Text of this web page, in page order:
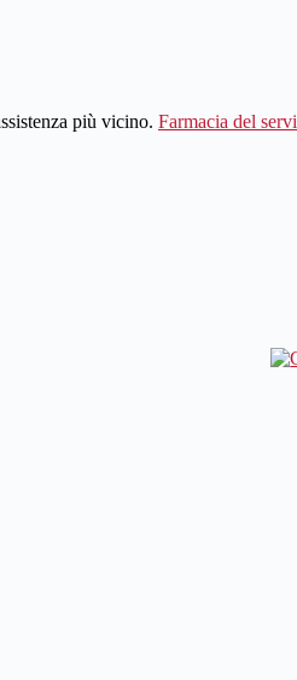
più vicino. Farmacia del